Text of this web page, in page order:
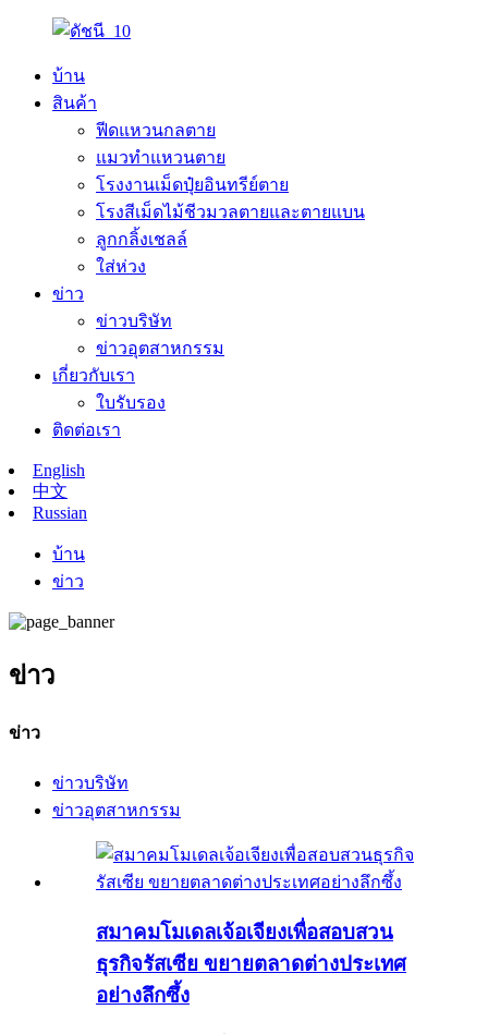
บ้าน
สินค้า
ฟีดแหวนกลตาย
แมวทำแหวนตาย
โรงงานเม็ดปุ๋ยอินทรีย์ตาย
โรงสีเม็ดไม้ชีวมวลตายและตายแบน
ลูกกลิ้งเชลล์
ใส่ห่วง
ข่าว
ข่าวบริษัท
ข่าวอุตสาหกรรม
เกี่ยวกับเรา
ใบรับรอง
ติดต่อเรา
English
中文
Russian
บ้าน
ข่าว
ข่าว
ข่าว
ข่าวบริษัท
ข่าวอุตสาหกรรม
สมาคมโมเดลเจ้อเจียงเพื่อสอบสวน
ธุรกิจรัสเซีย ขยายตลาดต่างประเทศ
อย่างลึกซึ้ง